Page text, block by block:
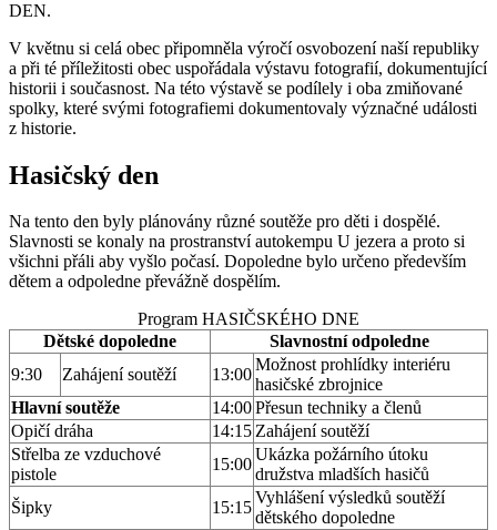
DEN.
V květnu si celá obec připomněla výročí osvobození naší republiky
a při té příležitosti obec uspořádala výstavu fotografií, dokumentující
historii i současnost. Na této výstavě se podílely i oba zmiňované
spolky, které svými fotografiemi dokumentovaly význačné události
z historie.
Hasičský den
Na tento den byly plánovány různé soutěže pro děti i dospělé.
Slavnosti se konaly na prostranství autokempu U jezera a proto si
všichni přáli aby vyšlo počasí. Dopoledne bylo určeno především
dětem a odpoledne převážně dospělím.
Program HASIČSKÉHO DNE
Dětské dopoledne
Slavnostní odpoledne
9:30
Zahájení soutěží 13:00
Možnost prohlídky interiéru
hasičské zbrojnice
Hlavní soutěže
14:00Přesun techniky a členů
Opičí dráha
14:15Zahájení soutěží
Střelba ze vzduchové
pistole
15:00
Ukázka požárního útoku
družstva mladších hasičů
Šipky
15:15
Vyhlášení výsledků soutěží
dětského dopoledne